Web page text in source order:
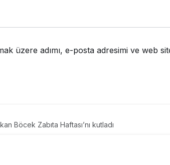
üzere adımı, e-posta adresimi ve web
Böcek Zabıta Haftası’nı kutladı
kutladı